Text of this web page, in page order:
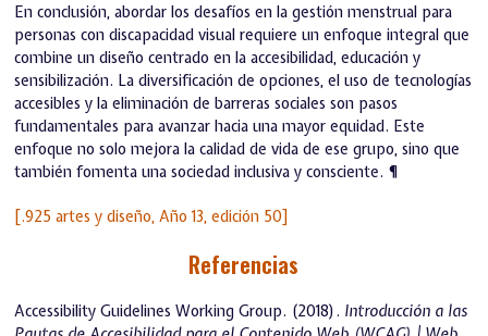
En conclusión, abordar los desafíos en la gestión menstrual para
personas con discapacidad visual requiere un enfoque integral que
combine un diseño centrado en la accesibilidad, educación y
sensibilización. La diversificación de opciones, el uso de tecnologías
accesibles y la eliminación de barreras sociales son pasos
fundamentales para avanzar hacia una mayor equidad. Este
enfoque no solo mejora la calidad de vida de ese grupo, sino que
también fomenta una sociedad inclusiva y consciente. ¶
[.925 artes y diseño, Año 13, edición 50]
Referencias
Accessibility Guidelines Working Group. (2018). Introducción a las